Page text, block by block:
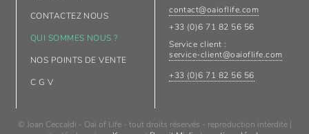
CONTACTEZ NOUS
QUI SOMMES NOUS ?
NOS POINTS DE VENTE
C G V
contact@oaioflife.com
+33 (0)6 71 82 56 56
Service client :
service-client@oaioflife.com
+33 (0)6 71 82 56 56
© Joan Ceccaldi - Oaï of Life - tout droits réservés - reproduction interdite |